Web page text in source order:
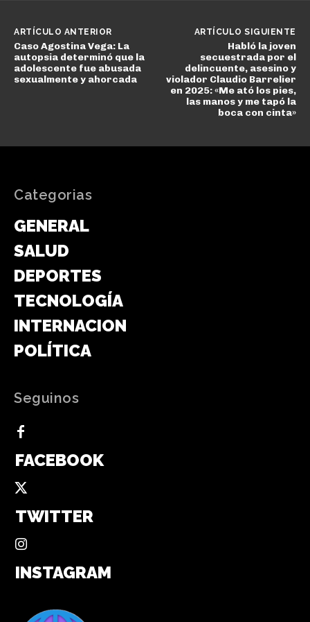
ARTÍCULO ANTERIOR
Caso Agostina Vega: La
autopsia determinó que la
adolescente fue abusada
sexualmente y ahorcada
ARTÍCULO SIGUIENTE
Habló la joven
secuestrada por el
delincuente, asesino y
violador Claudio Barrelier
en 2025: «Me ató los pies,
las manos y me tapó la
boca con cinta»
Categorias
GENERAL
SALUD
DEPORTES
TECNOLOGÍA
INTERNACIONAL
POLÍTICA
Seguinos
FACEBOOK
TWITTER
INSTAGRAM